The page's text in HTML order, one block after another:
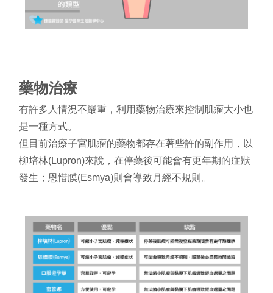
藥物治療
有許多人情況不嚴重，利用藥物治療來控制肌瘤大小也
是一種方式。
但目前治療子宮肌瘤的藥物都存在著些許的副作用，以
柳培林(Lupron)來說，在停藥後可能會有更年期的症狀
發生；恩惜膜(Esmya)則會導致月經不規則。